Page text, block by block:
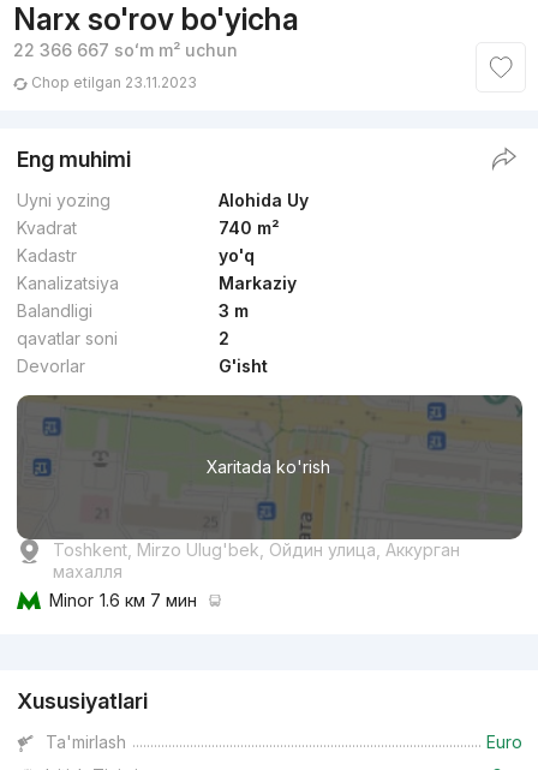
Narx so'rov bo'yicha
22 366 667 soʻmm² uchun
Chop etilgan 23.11.2023
Eng muhimi
Uyni yozing
Alohida Uy
Kvadrat
740 m²
Kadastr
yo'q
Kanalizatsiya
Markaziy
Balandligi
3 m
qavatlar soni
2
Devorlar
G'isht
Xaritada ko'rish
Toshkent, Mirzo Ulug'bek, Ойдин улица, Аккурган
махалля
Minor 1.6 км 7 мин
Xususiyatlari
Ta'mirlash
Euro